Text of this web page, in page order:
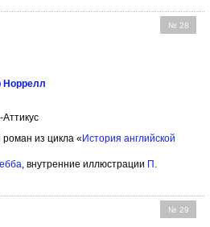
№ 28
Норрелл
Аттикус
из цикла « История английской
, внутренние иллюстрации П.
№ 29